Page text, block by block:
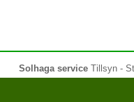
Solhaga service Tillsyn -